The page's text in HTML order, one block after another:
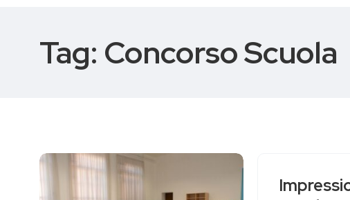
Tag: Concorso Scuola